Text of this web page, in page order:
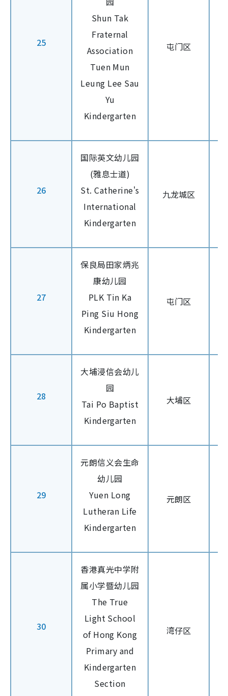
25
Shun Tak
Fraternal
Association
Tuen Mun
Leung Lee Sau
Yu
Kindergarten
屯门区
26
国际英文幼儿园
(雅息士道)
St. Catherine's
International
Kindergarten
九龙城区
27
保良局田家炳兆
康幼儿园
PLK Tin Ka
Ping Siu Hong
Kindergarten
屯门区
28
大埔浸信会幼儿
园
Tai Po Baptist
Kindergarten
大埔区
29
元朗信义会生命
幼儿园
Yuen Long
Lutheran Life
Kindergarten
元朗区
30
香港真光中学附
属小学暨幼儿园
The True
Light School
of Hong Kong
Primary and
Kindergarten
Section
湾仔区